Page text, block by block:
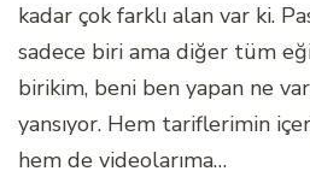
kadar çok farklı alan var ki.
sadece biri ama diğer tüm
birikim, beni ben yapan ne
yansıyor. Hem tariflerimin
hem de videolarıma…